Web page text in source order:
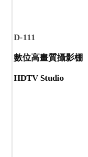
D-111
數位高畫質攝影棚
HDTV Studio